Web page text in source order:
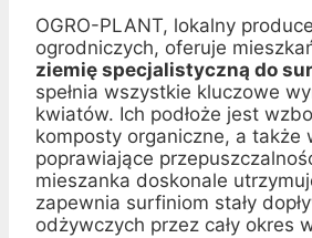
OGRO-PLANT, lokalny
ogrodniczych, oferuje
ziemię specjalistyczną do
spełnia wszystkie kluczowe
kwiatów. Ich podłoże jest
komposty organiczne, a także
poprawiające
mieszanka doskonale
zapewnia surfiniom stały
odżywczych przez cały okres